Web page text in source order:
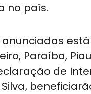
no país.
Paraíba,
de
Silva,